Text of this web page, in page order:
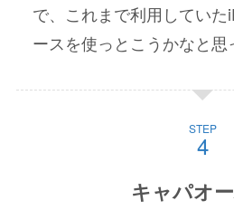
で、これまで利用してい
ースを使っとこうかなと思
STEP
キャパオ